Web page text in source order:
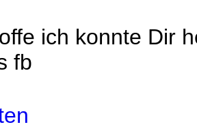
ich konnte Dir
fb